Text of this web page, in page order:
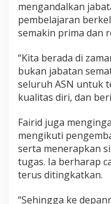
mengandalkan
pembelajaran
semakin prima dan
“Kita berada di
bukan jabatan
seluruh ASN untuk
kualitas diri, dan
Fairid juga
mengikuti
serta menerapkan
tugas. Ia berharap
terus ditingkatkan.
“Sehingga ke